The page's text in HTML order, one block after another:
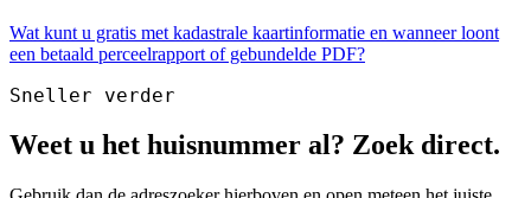
Wat kunt u gratis met kadastrale kaartinformatie en wanneer loont
een betaald perceelrapport of gebundelde PDF?
Sneller verder
Weet u het huisnummer al? Zoek direct.